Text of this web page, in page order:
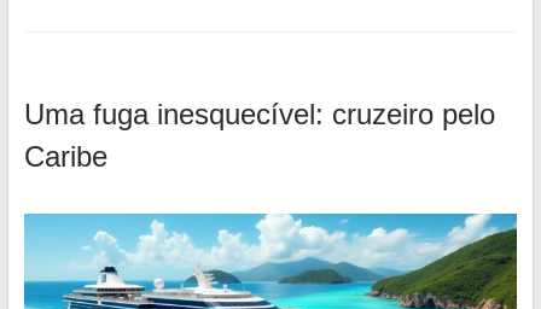
Uma fuga inesquecível: cruzeiro pelo
Caribe